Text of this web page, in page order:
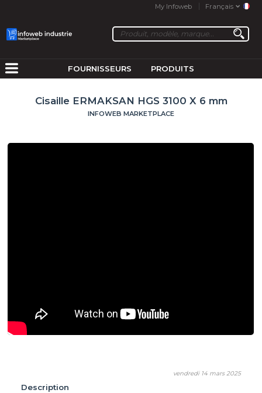
My Infoweb Français
FOURNISSEURS PRODUITS
Cisaille ERMAKSAN HGS 3100 X 6 mm
INFOWEB MARKETPLACE
vendredi 14 mars 2025
Description